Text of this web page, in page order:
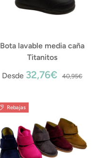
Bota lavable media caña
Titanitos
Desde 32,76€ 40,95€
Rebajas